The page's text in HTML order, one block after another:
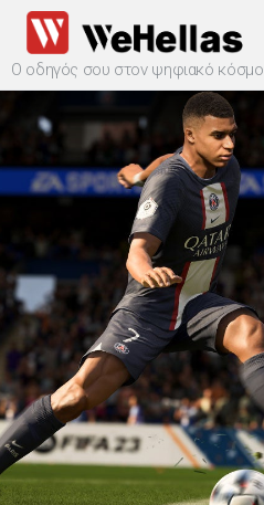
Ο οδηγός σου στον ψηφιακό κόσμο